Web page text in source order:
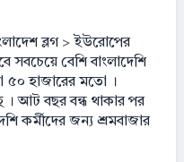
ব্লগ > ইউরোপের
বেশি বাংলাদেশি
৫০ হাজারের মতো ।
। আট বছর বন্ধ থাকার পর
কর্মীদের জন্য শ্রমবাজার